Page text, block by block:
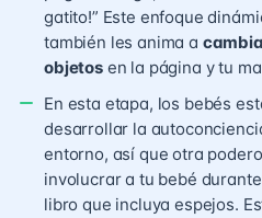
gatito!” Este enfoque
también les anima a
objetosen la página y tu
En esta etapa, los bebés
desarrollar la
entorno, así que otra
involucrar a tu bebé
libro que incluya espejos.